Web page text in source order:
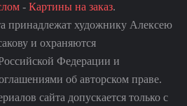
- Картины на заказ.
принадлежат художнику Алексею
и охраняются
Федерации и
об авторском праве.
сайта допускается только с